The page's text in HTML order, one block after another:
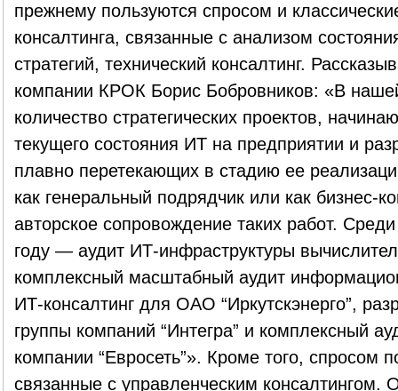
прежнему пользуются спросом и
консалтинга, связанные с анализом
стратегий, технический консалтинг.
компании КРОК Борис Бобровников: «В
количество стратегических проектов,
текущего состояния ИТ на предприятии и
плавно перетекающих в стадию ее
как генеральный подрядчик или как бизнес-
авторское сопровождение таких работ.
году — аудит ИТ-инфраструктуры
комплексный масштабный аудит
ИТ-консалтинг для ОАО “Иркутскэнерго”,
группы компаний “Интегра” и комплексный
компании “Евросеть”». Кроме того, спросом
связанные с управленческим консалтингом.